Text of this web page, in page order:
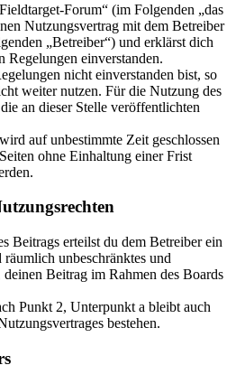
Forum“ (im Folgenden „das
Nutzungsvertrag mit dem Betreiber
„Betreiber“) und erklärst dich
Regelungen einverstanden.
nicht einverstanden bist, so
weiter nutzen. Für die Nutzung des
an dieser Stelle veröffentlichten
auf unbestimmte Zeit geschlossen
ohne Einhaltung einer Frist
Beitrags erteilst du dem Betreiber ein
unbeschränktes und
Beitrag im Rahmen des Boards
Punkt 2, Unterpunkt a bleibt auch
bestehen.